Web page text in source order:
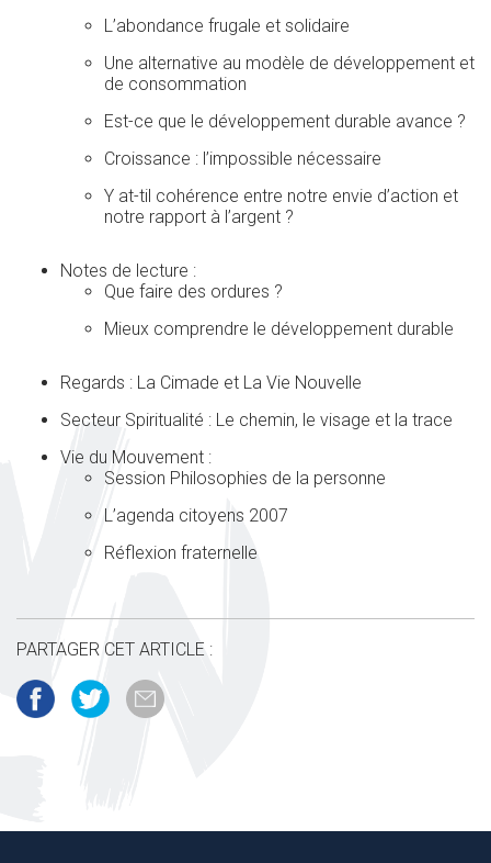
L’abondance frugale et solidaire
Une alternative au modèle de développement et
de consommation
Est-ce que le développement durable avance ?
Croissance : l’impossible nécessaire
Y at-til cohérence entre notre envie d’action et
notre rapport à l’argent ?
Notes de lecture :
Que faire des ordures ?
Mieux comprendre le développement durable
Regards : La Cimade et La Vie Nouvelle
Secteur Spiritualité : Le chemin, le visage et la trace
Vie du Mouvement :
Session Philosophies de la personne
L’agenda citoyens 2007
Réflexion fraternelle
PARTAGER CET ARTICLE :